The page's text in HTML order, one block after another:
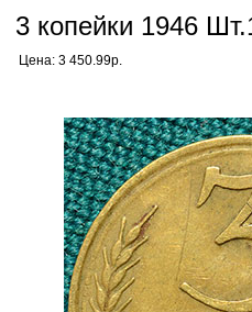
3 копейки 1946
Цена: 3 450.99р.